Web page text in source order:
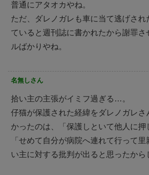
普通にアタオカやね。
ただ、ダレノガレも車に当て逃げされ
ていると週刊誌に書かれたから謝罪さ
ルばかりやね。
名無しさん
拾い主の主張がイミフ過ぎる…。
仔猫が保護された経緯をダレノガレさ
かったのは、「保護しといて他人に押
「せめて自分が病院へ連れて行って
い主に対する批判が出ると思ったから